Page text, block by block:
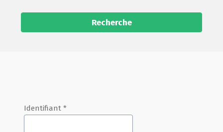
Recherche
Identifiant *